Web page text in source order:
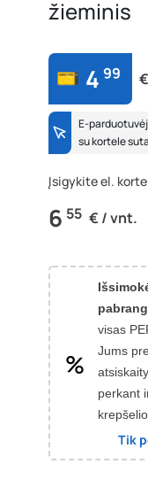
žieminis
4 99
E-
su kortele
Įsigykite el.
6 55 € / vnt.
visas
Jums
perkant
krepšelio.
Tik